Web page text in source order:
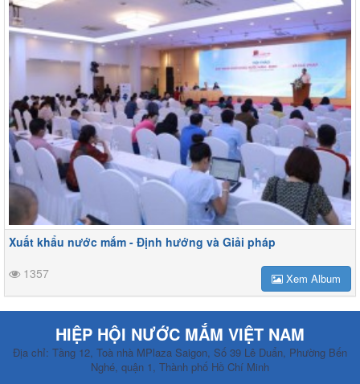
Xuất khẩu nước mắm - Định hướng và Giải pháp
1357
Xem Album
HIỆP HỘI NƯỚC MẮM VIỆT NAM
Địa chỉ: Tầng 12, Toà nhà MPlaza Saigon, Số 39 Lê Duẩn, Phường Bến
Nghé, quận 1, Thành phố Hồ Chí Minh